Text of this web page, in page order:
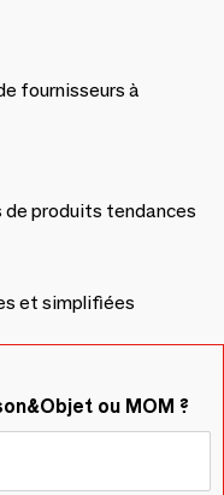
fournisseurs à
produits tendances
et simplifiées
ou MOM ?